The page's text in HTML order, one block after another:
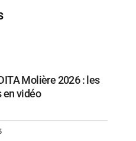
Molière 2026 : les
en vidéo